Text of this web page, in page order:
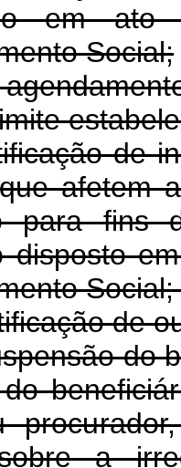
em
Social;
de
afetem
para fins
disposto
Social;
de
do
a